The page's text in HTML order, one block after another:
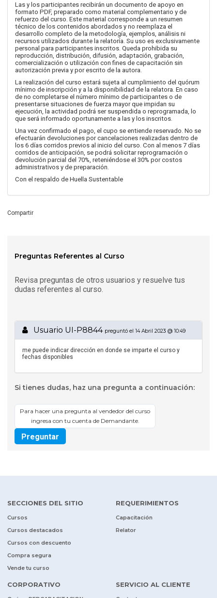
Las y los participantes recibirán un documento de apoyo en
formato PDF, preparado como material complementario y de
refuerzo del curso. Este material corresponde a un resumen
técnico de los contenidos abordados y no reemplaza el
desarrollo completo de la metodología, ejemplos, análisis ni
recursos utilizados durante la relatoría. Su uso es exclusivamente
personal para participantes inscritos. Queda prohibida su
reproducción, distribución, difusión, adaptación, grabación,
comercialización o utilización con fines de capacitación sin
autorización previa y por escrito de la autora.
La realización del curso estará sujeta al cumplimiento del quórum
mínimo de inscripción y a la disponibilidad de la relatora. En caso
de no completarse el número mínimo de participantes o de
presentarse situaciones de fuerza mayor que impidan su
ejecución, la actividad podrá ser suspendida o reprogramada, lo
que será informado oportunamente a las y los inscritos.
Una vez confirmado el pago, el cupo se entiende reservado. No se
efectuarán devoluciones por cancelaciones realizadas dentro de
los 6 días corridos previos al inicio del curso. Con al menos 7 días
corridos de anticipación, se podrá solicitar reprogramación o
devolución parcial del 70%, reteniéndose el 30% por costos
administrativos y de preparación.
Con el respaldo de Huella Sustentable
Compartir
Preguntas Referentes al Curso
Revisa preguntas de otros usuarios y resuelve tus
dudas referentes al curso.
Usuario UI-P8844 preguntó el 14 Abril 2023 @ 10:49
me puede indicar dirección en donde se imparte el curso y
fechas disponibles
Si tienes dudas, haz una pregunta a continuación:
Para hacer una pregunta al vendedor del curso
ingresa con tu cuenta de Demandante.
Preguntar
SECCIONES DEL SITIO
Cursos
Cursos destacados
Cursos con descuento
Compra segura
Vende tu curso
REQUERIMIENTOS
Capacitación
Relator
CORPORATIVO SERVICIO AL CLIENTE